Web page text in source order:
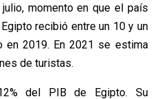
momento en que el país
recibió entre un 10 y un
en 2019. En 2021 se estima
de turistas.
del PIB de Egipto. Su